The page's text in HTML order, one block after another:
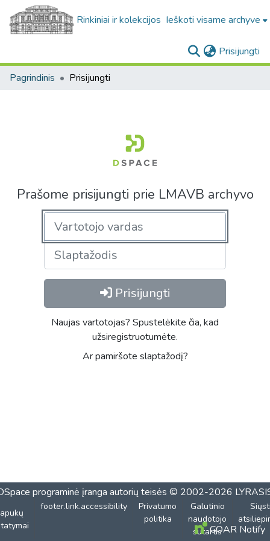
Rinkiniai ir kolekcijos Ieškoti visame archyve
Prisijungti
Pagrindinis Prisijungti
Prašome prisijungti prie LMAVB archyvo
Prisijungti
Naujas vartotojas? Spustelėkite čia, kad
užsiregistruotumėte.
Ar pamiršote slaptažodį?
programinė įranga autorių teisės © 2002-2026
footer.link.accessibility
Privatumo
politika
Galutinio
naudotojo
sutartisCOAR Notify